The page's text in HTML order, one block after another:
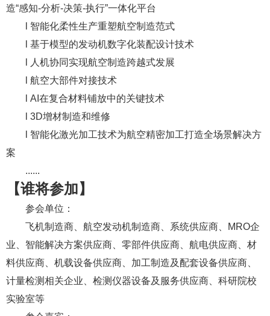
造“感知-分析-决策-执行”一体化平台
l 智能化柔性生产重塑航空制造范式
l 基于模型的发动机数字化装配设计技术
l 人机协同实现航空制造跨越式发展
l 航空大部件对接技术
l AI在复合材料铺放中的关键技术
l 3D增材制造和维修
l 智能化激光加工技术为航空精密加工打造全场景解决方
案
......
【谁将参加】
参会单位：
飞机制造商、航空发动机制造商、系统供应商、MRO企
业、智能解决方案供应商、零部件供应商、航电供应商、材
料供应商、机载设备供应商、加工制造及配套设备供应商、
计量检测相关企业、检测仪器设备及服务供应商、科研院校
实验室等